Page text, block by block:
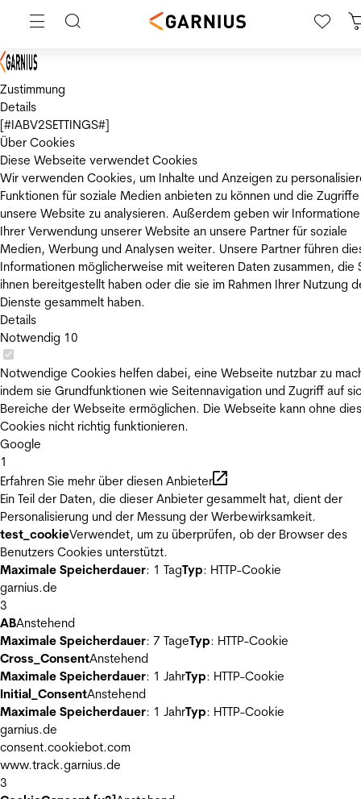
Zustimmung
Details
[#IABV2SETTINGS#]
Über Cookies
Diese Webseite verwendet Cookies
Wir verwenden Cookies, um Inhalte und Anzeigen zu
Funktionen für soziale Medien anbieten zu können und die
unsere Website zu analysieren. Außerdem geben wir
Ihrer Verwendung unserer Website an unsere Partner für soziale
Medien, Werbung und Analysen weiter. Unsere Partner führen
Informationen möglicherweise mit weiteren Daten zusammen, die
ihnen bereitgestellt haben oder die sie im Rahmen Ihrer Nutzung
Dienste gesammelt haben.
Details
Notwendig 10
Notwendige Cookies helfen dabei, eine Webseite nutzbar zu
indem sie Grundfunktionen wie Seitennavigation und Zugriff auf
Bereiche der Webseite ermöglichen. Die Webseite kann ohne
Cookies nicht richtig funktionieren.
Google
1
Erfahren Sie mehr über diesen Anbieter
Ein Teil der Daten, die dieser Anbieter gesammelt hat, dient der
Personalisierung und der Messung der Werbewirksamkeit.
test_cookieVerwendet, um zu überprüfen, ob der Browser des
Benutzers Cookies unterstützt.
Maximale Speicherdauer: 1 TagTyp: HTTP-Cookie
garnius.de
3
ABAnstehend
Maximale Speicherdauer: 7 TageTyp: HTTP-Cookie
Cross_ConsentAnstehend
Maximale Speicherdauer: 1 JahrTyp: HTTP-Cookie
Initial_ConsentAnstehend
Maximale Speicherdauer: 1 JahrTyp: HTTP-Cookie
garnius.de
consent.cookiebot.com
www.track.garnius.de
3